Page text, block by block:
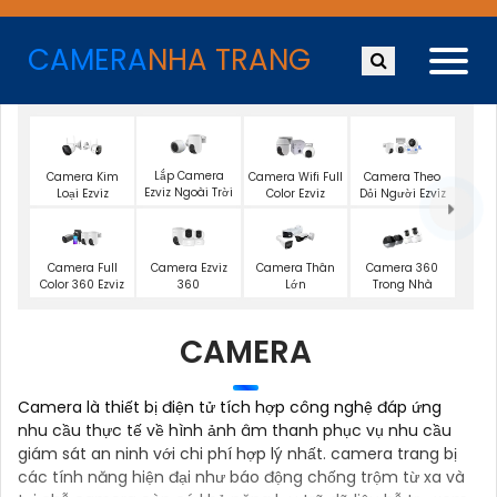
CAMERANHA TRANG
Camera Kim
Loại Ezviz
Lắp Camera
Ezviz Ngoài Trời
Camera Wifi Full
Color Ezviz
Camera Theo
Dỏi Người Ezviz
Camera Full
Color 360 Ezviz
Camera Ezviz
360
Camera Thân
Lớn
Camera 360
Trong Nhà
CAMERA
Camera là thiết bị điện tử tích hợp công nghệ đáp ứng
nhu cầu thực tế về hình ảnh âm thanh phục vụ nhu cầu
giám sát an ninh với chi phí hợp lý nhất. camera trang bị
các tính năng hiện đại như báo động chống trộm từ xa và